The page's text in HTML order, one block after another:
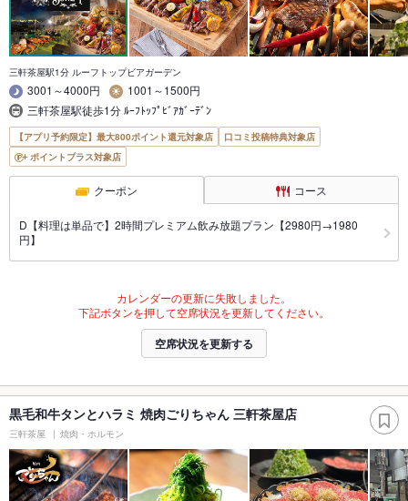
三軒茶屋駅1分 ルーフトップビアガーデン
3001～4000円
1001～1500円
三軒茶屋駅徒歩1分 ﾙｰﾌﾄｯﾌﾟﾋﾞｱｶﾞｰﾃﾞﾝ
【アプリ予約限定】最大800ポイント還元対象店
口コミ投稿特典対象店
ポイントプラス対象店
クーポン コース
D【料理は単品で】2時間プレミアム飲み放題プラン【2980円→1980
円】
カレンダーの更新に失敗しました。
下記ボタンを押して空席状況を更新してください。
空席状況を更新する
黒毛和牛タンとハラミ 焼肉ごりちゃん 三軒茶屋店
三軒茶屋 焼肉・ホルモン